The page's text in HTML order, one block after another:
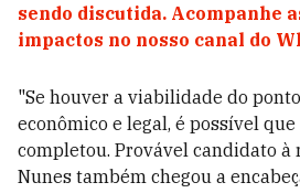
sendo discutida. Acompanhe
impactos no nosso canal do
"Se houver a viabilidade do
econômico e legal, é possível
completou. Provável candidato à
Nunes também chegou a